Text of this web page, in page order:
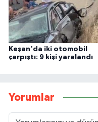
Keşan'da iki otomobil
çarpıştı: 9 kişi yaralandı
Yorumlar